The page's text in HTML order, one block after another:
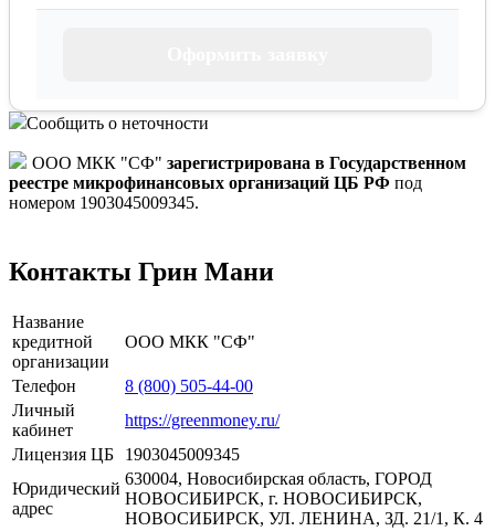
Сообщить о неточности
ООО МКК "СФ" зарегистрирована в Государственном
реестре микрофинансовых организаций ЦБ РФ под
номером 1903045009345.
Контакты Грин Мани
Название
кредитной
организации
ООО МКК "СФ"
Телефон
8 (800) 505-44-00
Личный
кабинет
https://greenmoney.ru/
Лицензия ЦБ
1903045009345
Юридический
адрес
630004, Новосибирская область, ГОРОД
НОВОСИБИРСК, г. НОВОСИБИРСК,
НОВОСИБИРСК, УЛ. ЛЕНИНА, ЗД. 21/1, К. 4